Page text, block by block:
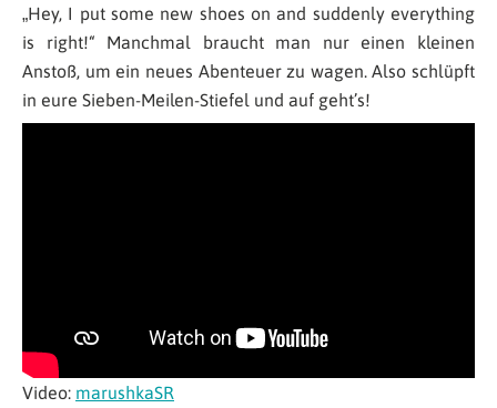
„Hey, I put some new shoes on and suddenly everything
is right!“ Manchmal braucht man nur einen kleinen
Anstoß, um ein neues Abenteuer zu wagen. Also schlüpft
in eure Sieben-Meilen-Stiefel und auf geht’s!
Video: marushkaSR